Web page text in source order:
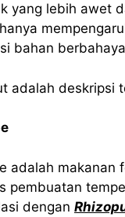
yang lebih awet
bahan
adalah deskripsi
adalah makanan
pembuatan
dengan